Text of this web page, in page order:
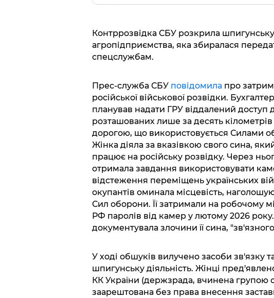
Контррозвідка СБУ розкрила шпигунську
агропідприємства, яка збиралася
спецслужбам.
Прес-служба СБУ повідомилапро
російської військової розвідки.
планував надати ГРУ віддалений
розташованих лише за десять кілометрів
дорогою, що використовується Силами
Жінка діяла за вказівкою свого сина,
працює на російську розвідку. Через
отримала завдання використовувати
відстеження переміщень українських
окупантів оминала місцевість,
Сил оборони. Її затримали на робочому
РФ паролів від камер у лютому 2026
документувала злочини її сина,
У ході обшуків вилучено засоби зв'язку
шпигунську діяльність. Жінці пред'явлено
КК України (держзрада, вчинена групою
заарештована без права внесення